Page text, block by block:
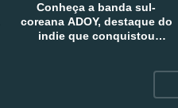
Conheça a banda sul-
coreana ADOY, destaque do
indie que conquistou